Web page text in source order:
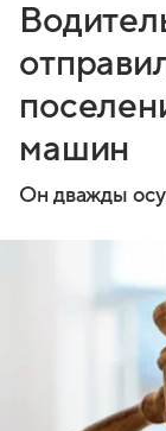
машин
Он дважды